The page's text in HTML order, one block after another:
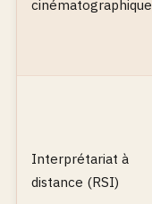
cinématographique
Interprétariat à
distance (RSI)